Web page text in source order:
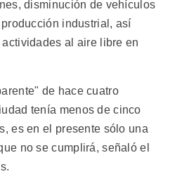
disminución de vehículos
industrial, así
al aire libre en
de hace cuatro
tenía menos de cinco
es en el presente sólo una
no se cumplirá, señaló el